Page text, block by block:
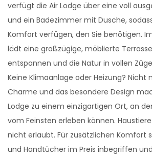
verfügt die Air Lodge über eine voll
und ein Badezimmer mit Dusche,
Komfort verfügen, den Sie benötigen.
lädt eine großzügige, möblierte
entspannen und die Natur in vollen
Keine Klimaanlage oder Heizung? Nicht
Charme und das besondere Design
Lodge zu einem einzigartigen Ort, an
vom Feinsten erleben können.
nicht erlaubt. Für zusätzlichen Komfort
und Handtücher im Preis inbegriffen